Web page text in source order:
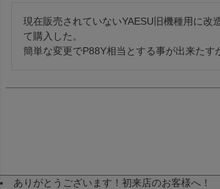
現在販売されていないYAESU旧機種用に改
て購入した。
簡単な変更でP88Y相当とする事が出来たす
ありがとうございます！初来店のお客様へ！